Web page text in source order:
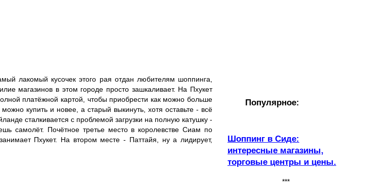
лакомый кусочек этого рая отдан любителям шоппинга,
магазинов в этом городе просто зашкаливает. На Пхукет
платёжной картой, чтобы приобрести как можно больше
купить и новее, а старый выкинуть, хотя оставьте - всё
сталкивается с проблемой загрузки на полную катушку -
самолёт. Почётное третье место в королевстве Сиам по
Пхукет. На втором месте - Паттайя, ну а лидирует,
Популярное:
Шоппинг в Сиде:
интересные магазины,
торговые центры и цены.
***